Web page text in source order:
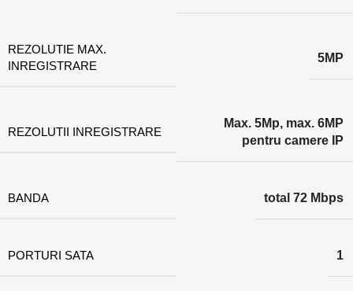
REZOLUTIE MAX.
INREGISTRARE
5MP
REZOLUTII INREGISTRARE
Max. 5Mp, max. 6MP
pentru camere IP
BANDA total 72 Mbps
PORTURI SATA 1